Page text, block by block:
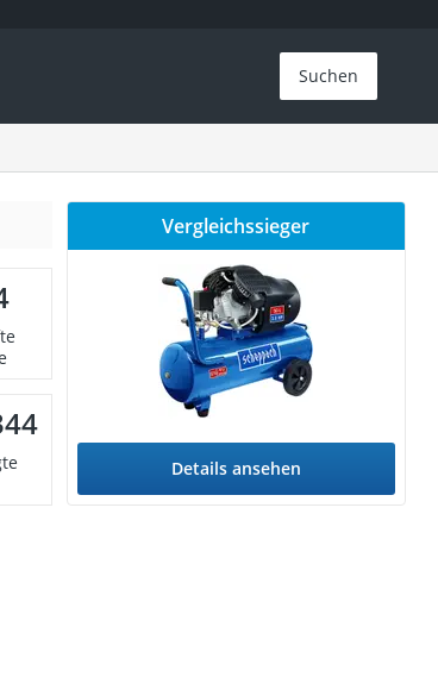
Suchen
Vergleichssieger
Details ansehen